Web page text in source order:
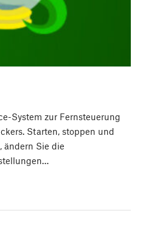
System zur Fernsteuerung
Starten, stoppen und
ändern Sie die